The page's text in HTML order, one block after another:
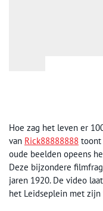
Hoe zag het leven er
van Rick88888888 toont
oude beelden opeens
Deze bijzondere
jaren 1920. De video
het Leidseplein met zijn